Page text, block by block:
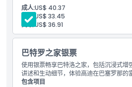
成人:US$ 40.37
孩子: US$ 33.45
高级: US$ 36.91
巴特罗之家银票
使用银票畅享巴特洛之家，包括沉浸式增
讲述和生动细节，体验高迪在巴塞罗那的
包含项目